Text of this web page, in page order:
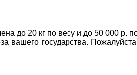
до 20 кг по весу и до 50 000 р.
вашего государства.